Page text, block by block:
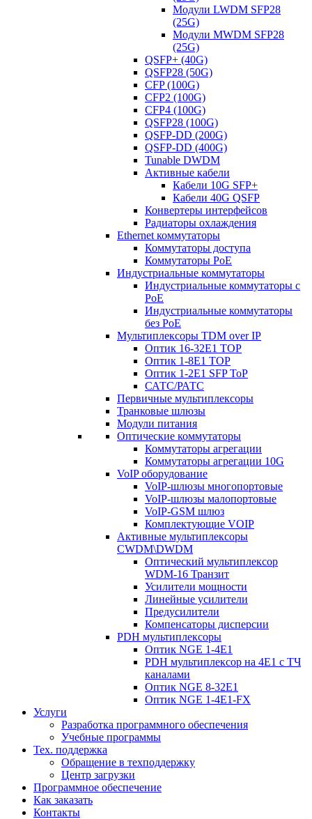
Модули LWDM SFP28
(25G)
Модули MWDM SFP28
(25G)
QSFP+ (40G)
QSFP28 (50G)
CFP (100G)
CFP2 (100G)
CFP4 (100G)
QSFP28 (100G)
QSFP-DD (200G)
QSFP-DD (400G)
Tunable DWDM
Активные кабели
Кабели 10G SFP+
Кабели 40G QSFP
Конвертеры интерфейсов
Радиаторы охлаждения
Ethernet коммутаторы
Коммутаторы доступа
Коммутаторы PoE
Индустриальные коммутаторы
Индустриальные коммутаторы с
PoE
Индустриальные коммутаторы
без PoE
Мультиплексоры TDM over IP
Оптик 16-32E1 TOP
Оптик 1-8E1 TOP
Оптик 1-2E1 SFP ToP
САТС/РАТС
Первичные мультиплексоры
Транковые шлюзы
Модули питания
Оптические коммутаторы
Коммутаторы агрегации
Коммутаторы агрегации 10G
VoIP оборудование
VoIP-шлюзы многопортовые
VoIP-шлюзы малопортовые
VoIP-GSM шлюз
Комплектующие VOIP
Активные мультиплексоры
CWDM\DWDM
Оптический мультиплексор
WDM-16 Транзит
Усилители мощности
Линейные усилители
Предусилители
Компенсаторы дисперсии
PDH мультиплексоры
Оптик NGE 1-4E1
PDH мультиплексор на 4Е1 с ТЧ
каналами
Оптик NGE 8-32E1
Оптик NGE 1-4E1-FX
Услуги
Разработка программного обеспечения
Учебные программы
Тех. поддержка
Обращение в техподдержку
Центр загрузки
Программное обеспечение
Как заказать
Контакты